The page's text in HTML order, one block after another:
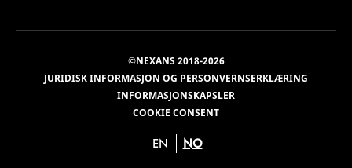
©NEXANS 2018-2026
JURIDISK INFORMASJON OG PERSONVERNSERKLÆRING
INFORMASJONSKAPSLER
COOKIE CONSENT
EN NO